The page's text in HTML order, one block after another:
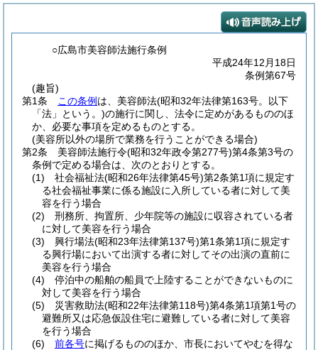
○広島市美容師法施行条例
平成24年12月18日
条例第67号
(趣旨)
第1条
この条例 は、美容師法(昭和32年法律第163号。以下
「法」という。)の施行に関し、法令に定めがあるもののほ
か、必要な事項を定めるものとする。
(美容所以外の場所で業務を行うことができる場合)
第2条
美容師法施行令(昭和32年政令第277号)第4条第3号の
条例で定める場合は、次のとおりとする。
(1)
社会福祉法(昭和26年法律第45号)第2条第1項に規定す
る社会福祉事業に係る施設に入所している者に対して美
容を行う場合
(2)
刑務所、拘置所、少年院等の施設に収容されている者
に対して美容を行う場合
(3)
興行場法(昭和23年法律第137号)第1条第1項に規定す
る興行場において出演する者に対してその出演の直前に
美容を行う場合
(4)
停泊中の船舶の船員で上陸することができないものに
対して美容を行う場合
(5)
災害救助法(昭和22年法律第118号)第4条第1項第1号の
避難所又は応急仮設住宅に避難している者に対して美容
を行う場合
(6)
前各号に掲げるもののほか、市長においてやむを得な